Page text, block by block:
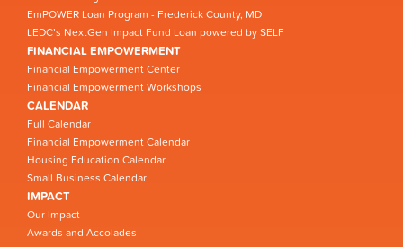
EmPOWER Loan Program - Frederick County, MD
LEDC’s NextGen Impact Fund Loan powered by SELF
FINANCIAL EMPOWERMENT
Financial Empowerment Center
Financial Empowerment Workshops
CALENDAR
Full Calendar
Financial Empowerment Calendar
Housing Education Calendar
Small Business Calendar
IMPACT
Our Impact
Awards and Accolades